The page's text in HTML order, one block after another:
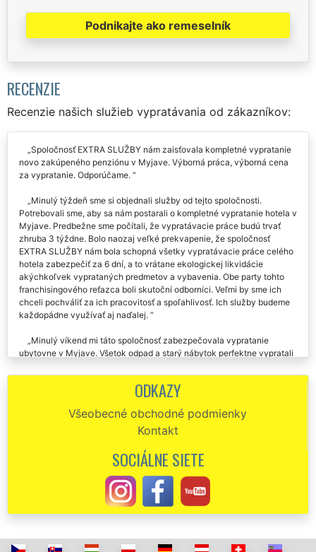
Podnikajte ako remeselník
RECENZIE
Recenzie našich služieb vypratávania od zákazníkov:
Spoločnosť EXTRA SLUŽBY nám zaisťovala kompletné vypratanie
novo zakúpeného penziónu v Myjave. Výborná práca, výborná cena
za vypratanie. Odporúčame.
Minulý týždeň sme si objednali služby od tejto spoločnosti.
Potrebovali sme, aby sa nám postarali o kompletné vypratanie hotela v
Myjave. Predbežne sme počítali, že vypratávacie práce budú trvať
zhruba 3 týždne. Bolo naozaj veľké prekvapenie, že spoločnosť
EXTRA SLUŽBY nám bola schopná všetky vypratávacie práce celého
hotela zabezpečiť za 6 dní, a to vrátane ekologickej likvidácie
akýchkoľvek vyprataných predmetov a vybavenia. Obe party tohto
franchisingového reťazca boli skutoční odborníci. Veľmi by sme ich
chceli pochváliť za ich pracovitosť a spoľahlivosť. Ich služby budeme
každopádne využívať aj naďalej.
Minulý víkend mi táto spoločnosť zabezpečovala vypratanie
ubytovne v Myjave. Všetok odpad a starý nábytok perfektne vypratali
výborné upratovacie služby. Nie je nič, čo by sa im dalo vytknúť, bol
Vypratanie ubytovne v Myjave prebehlo bez akéhokoľvek zádrhu.
Túto spoločnosť môžeme vrelo odporúčať.
Rád by som sa tejto spoločnosti EXTRA SLUŽBY poďakoval za
pomoc, ktorú mi poskytli pri vyprataní ubytovne v Myjave.Ich práca
bola skutočne excelentná a bolo poznať, že spolupracujem so
skutočnými profesionálmi. Ďakujem a určite odporúčam.
hotela v Myjave bolo vykonané veľmi odborne a profesionálne. Túto
ODKAZY
Všeobecné obchodné podmienky
Kontakt
SOCIÁLNE SIETE